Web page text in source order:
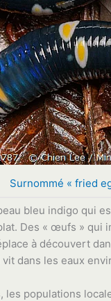
Surnommé « fried
bleu indigo qui
Des « œufs » qui
à découvert
dans les eaux
les populations